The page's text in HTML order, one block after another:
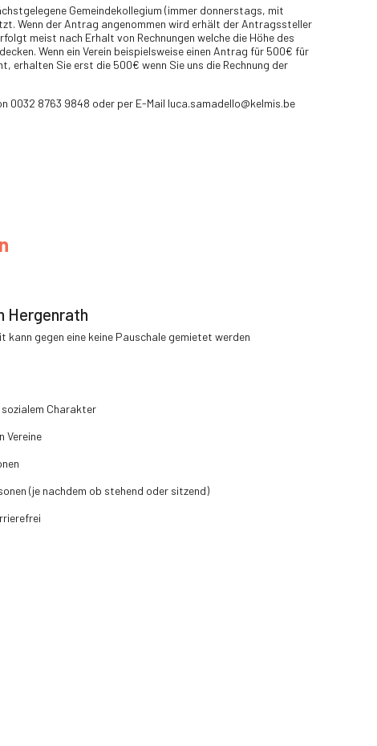
Gemeindekollegium (immer donnerstags, mit
Wenn der Antrag angenommen wird erhält der Antragssteller
meist nach Erhalt von Rechnungen welche die Höhe des
Wenn ein Verein beispielsweise einen Antrag für 500€ für
erhalten Sie erst die 500€ wenn Sie uns die Rechnung der
0032 8763 9848 oder per E-Mail luca.samadello@kelmis.be
Hergenrath
kann gegen eine keine Pauschale gemietet werden
Charakter
Vereine
(je nachdem ob stehend oder sitzend)